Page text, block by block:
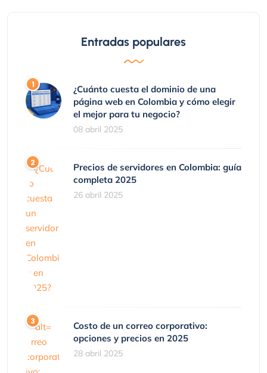
Entradas populares
¿Cuánto cuesta el dominio de una
página web en Colombia y cómo elegir
el mejor para tu negocio?
08 abril 2025
Precios de servidores en Colombia: guía
completa 2025
26 abril 2025
Costo de un correo corporativo:
opciones y precios en 2025
28 abril 2025